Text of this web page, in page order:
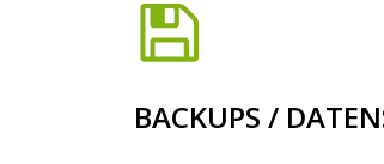
BACKUPS /